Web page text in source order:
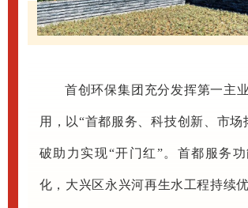
首创环保集团充分发挥第一主
用，以“首都服务、科技创新、市场
破助力实现“开门红”。首都服务
化，大兴区永兴河再生水工程持续